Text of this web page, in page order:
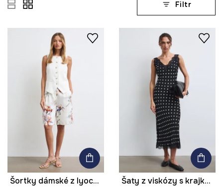
Filtr
Šortky dámské z lyocellu květinové
Šaty z viskózy s krajkou puntíkované